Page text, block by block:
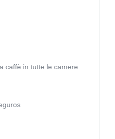
caffè in tutte le camere